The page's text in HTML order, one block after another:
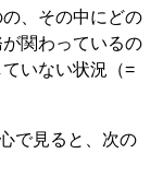
、その中にどの
関わっているの
いない状況（=
で見ると、次の